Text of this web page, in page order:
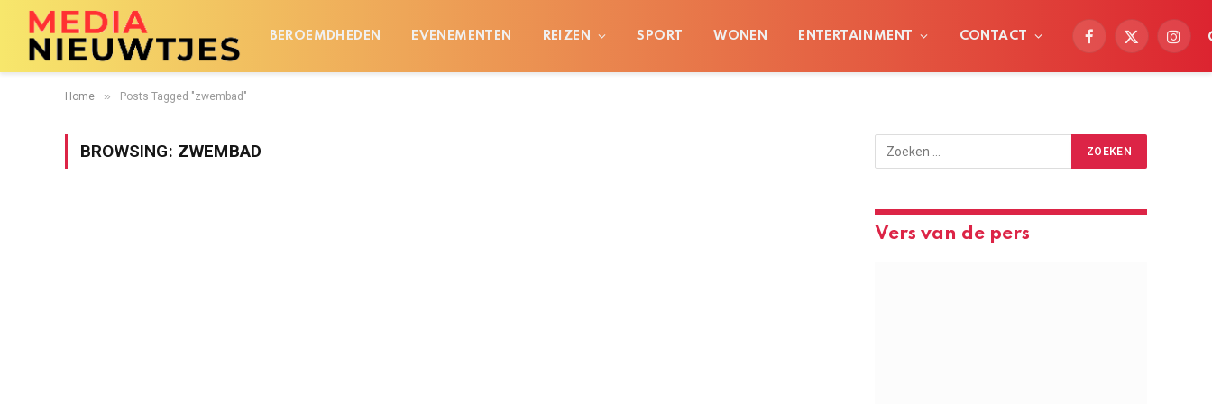
BEROEMDHEDEN EVENEMENTEN REIZEN SPORT WONEN ENTERTAINMENT CONTACT
Facebook
X
Home » Posts Tagged "zwembad"
BROWSING: ZWEMBAD
Vers van de pers